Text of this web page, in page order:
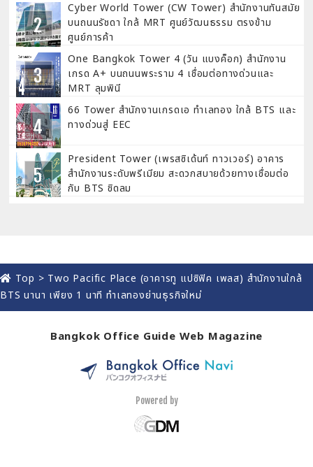
Cyber World Tower (CW Tower) สำนักงานทันสมัย
บนถนนรัชดา ใกล้ MRT ศูนย์วัฒนธรรม ตรงข้าม
ศูนย์การค้า
One Bangkok Tower 4 (วัน แบงค็อก) สำนักงาน
เกรด A+ บนถนนพระราม 4 เชื่อมต่อทางด่วนและ
MRT ลุมพินี
66 Tower สำนักงานเกรดเอ ทำเลทอง ใกล้ BTS และ
ทางด่วนสู่ EEC
President Tower (เพรสซิเด้นท์ ทาวเวอร์) อาคาร
สำนักงานระดับพรีเมียม สะดวกสบายด้วยทางเชื่อมต่อ
กับ BTS ชิดลม
Top > Two Pacific Place (อาคารทู แปซิฟิค เพลส) สำนักงานใกล้
BTS นานา เพียง 1 นาที ทำเลทองย่านธุรกิจใหม่
Bangkok Office Guide Web Magazine
Powered by